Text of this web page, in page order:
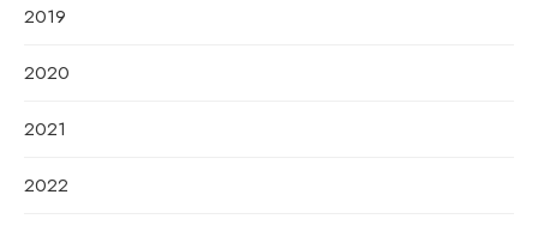
2019
2020
2021
2022